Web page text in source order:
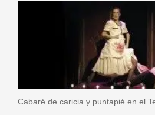
Cabaré de caricia y puntapié en el